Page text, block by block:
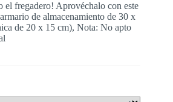
el fregadero! Aprovéchalo con este
de almacenamiento de 30 x
de 20 x 15 cm), Nota: No apto